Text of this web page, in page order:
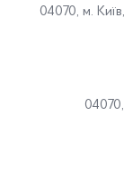
04070, м.